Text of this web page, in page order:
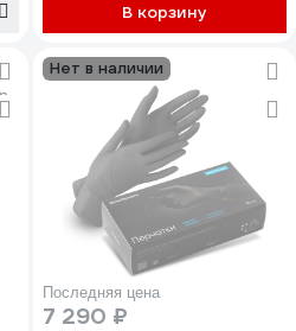
В корзину
Нет в наличии
Последняя цена
7 290 ₽